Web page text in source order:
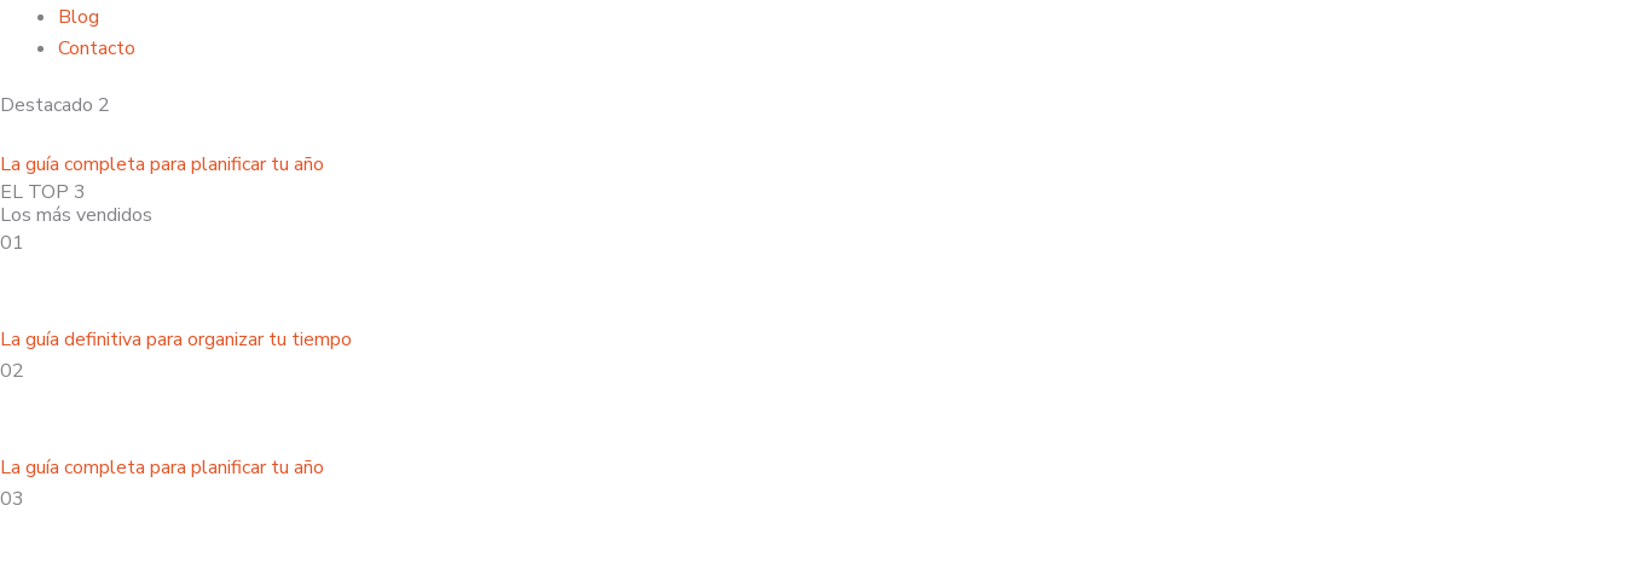
Blog
Contacto
Destacado 2
La guía completa para planificar tu año
EL TOP 3
Los más vendidos
01
La guía definitiva para organizar tu tiempo
02
La guía completa para planificar tu año
03